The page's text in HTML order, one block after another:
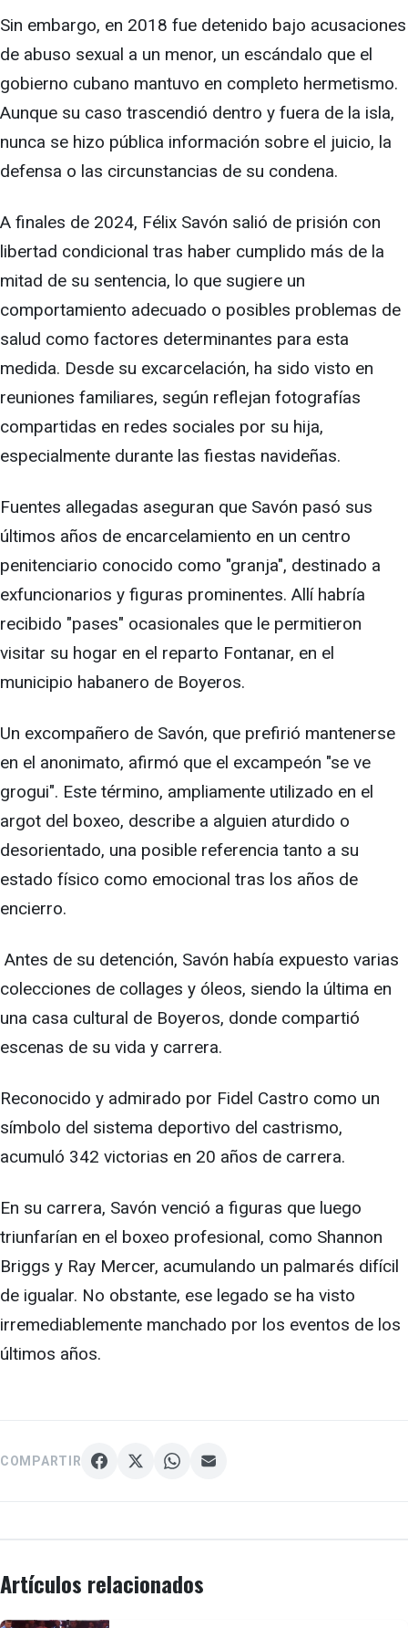
Sin embargo, en 2018 fue detenido bajo acusaciones
de abuso sexual a un menor, un escándalo que el
gobierno cubano mantuvo en completo hermetismo.
Aunque su caso trascendió dentro y fuera de la isla,
nunca se hizo pública información sobre el juicio, la
defensa o las circunstancias de su condena.
A finales de 2024, Félix Savón salió de prisión con
libertad condicional tras haber cumplido más de la
mitad de su sentencia, lo que sugiere un
comportamiento adecuado o posibles problemas de
salud como factores determinantes para esta
medida. Desde su excarcelación, ha sido visto en
reuniones familiares, según reflejan fotografías
compartidas en redes sociales por su hija,
especialmente durante las fiestas navideñas.
Fuentes allegadas aseguran que Savón pasó sus
últimos años de encarcelamiento en un centro
penitenciario conocido como "granja", destinado a
exfuncionarios y figuras prominentes. Allí habría
recibido "pases" ocasionales que le permitieron
visitar su hogar en el reparto Fontanar, en el
municipio habanero de Boyeros.
Un excompañero de Savón, que prefirió mantenerse
en el anonimato, afirmó que el excampeón "se ve
grogui". Este término, ampliamente utilizado en el
argot del boxeo, describe a alguien aturdido o
desorientado, una posible referencia tanto a su
estado físico como emocional tras los años de
encierro.
Antes de su detención, Savón había expuesto varias
colecciones de collages y óleos, siendo la última en
una casa cultural de Boyeros, donde compartió
escenas de su vida y carrera.
Reconocido y admirado por Fidel Castro como un
símbolo del sistema deportivo del castrismo,
acumuló 342 victorias en 20 años de carrera.
En su carrera, Savón venció a figuras que luego
triunfarían en el boxeo profesional, como Shannon
Briggs y Ray Mercer, acumulando un palmarés difícil
de igualar. No obstante, ese legado se ha visto
irremediablemente manchado por los eventos de los
últimos años.
COMPARTIR
Artículos relacionados